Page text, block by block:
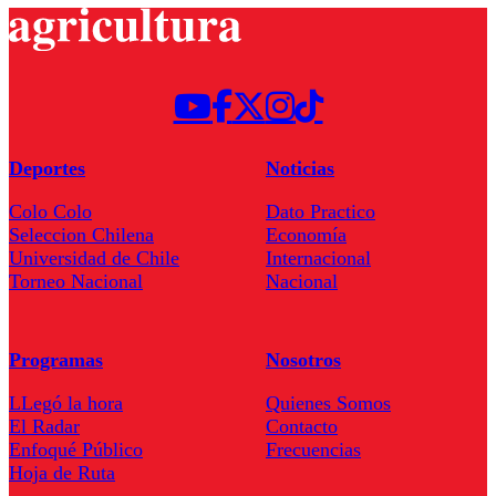
Deportes
Colo Colo
Seleccion Chilena
Universidad de Chile
Torneo Nacional
Noticias
Dato Practico
Economía
Internacional
Nacional
Programas
LLegó la hora
El Radar
Enfoqué Público
Hoja de Ruta
Nosotros
Quienes Somos
Contacto
Frecuencias